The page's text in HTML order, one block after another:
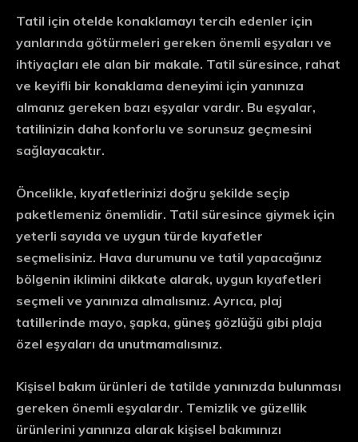
Tatil için otelde konaklamayı tercih edenler için
yanlarında götürmeleri gereken önemli eşyaları ve
ihtiyaçları ele alan bir makale. Tatil süresince, rahat
ve keyifli bir konaklama deneyimi için yanınıza
almanız gereken bazı eşyalar vardır. Bu eşyalar,
tatilinizin daha konforlu ve sorunsuz geçmesini
sağlayacaktır.
Öncelikle, kıyafetlerinizi doğru şekilde seçip
paketlemeniz önemlidir. Tatil süresince giymek için
yeterli sayıda ve uygun türde kıyafetler
seçmelisiniz. Hava durumunu ve tatil yapacağınız
bölgenin iklimini dikkate alarak, uygun kıyafetleri
seçmeli ve yanınıza almalısınız. Ayrıca, plaj
tatillerinde mayo, şapka, güneş gözlüğü gibi plaja
özel eşyaları da unutmamalısınız.
Kişisel bakım ürünleri de tatilde yanınızda bulunması
gereken önemli eşyalardır. Temizlik ve güzellik
ürünlerini yanınıza alarak kişisel bakımınızı